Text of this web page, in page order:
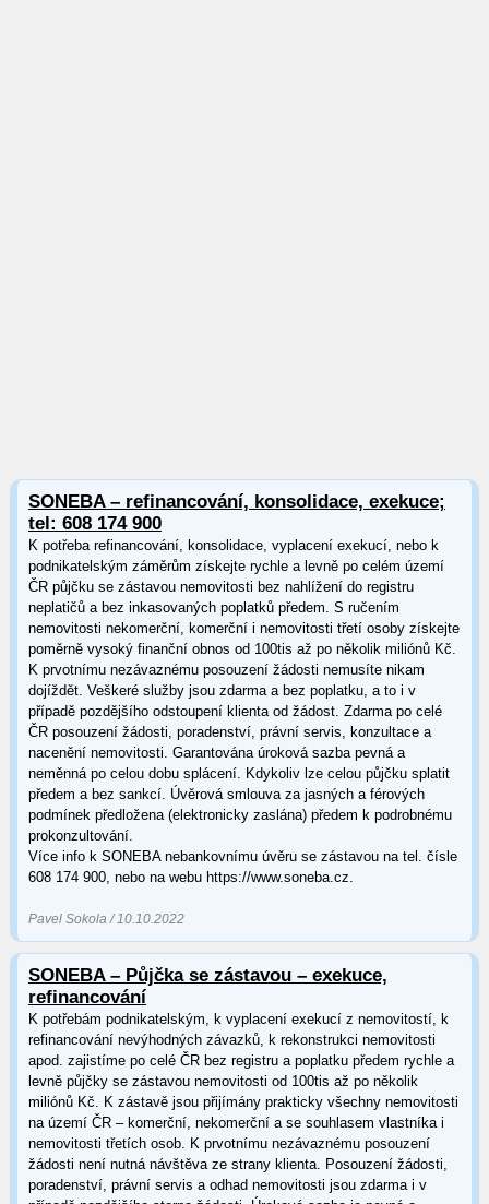
SONEBA – refinancování, konsolidace, exekuce;
tel: 608 174 900
K potřeba refinancování, konsolidace, vyplacení exekucí, nebo k
podnikatelským záměrům získejte rychle a levně po celém území
ČR půjčku se zástavou nemovitosti bez nahlížení do registru
neplatičů a bez inkasovaných poplatků předem. S ručením
nemovitosti nekomerční, komerční i nemovitosti třetí osoby získejte
poměrně vysoký finanční obnos od 100tis až po několik miliónů Kč.
K prvotnímu nezávaznému posouzení žádosti nemusíte nikam
dojíždět. Veškeré služby jsou zdarma a bez poplatku, a to i v
případě pozdějšího odstoupení klienta od žádost. Zdarma po celé
ČR posouzení žádosti, poradenství, právní servis, konzultace a
nacenění nemovitosti. Garantována úroková sazba pevná a
neměnná po celou dobu splácení. Kdykoliv lze celou půjčku splatit
předem a bez sankcí. Úvěrová smlouva za jasných a férových
podmínek předložena (elektronicky zaslána) předem k podrobnému
prokonzultování.
Více info k SONEBA nebankovnímu úvěru se zástavou na tel. čísle
608 174 900, nebo na webu https://www.soneba.cz.
Pavel Sokola / 10.10.2022
SONEBA – Půjčka se zástavou – exekuce,
refinancování
K potřebám podnikatelským, k vyplacení exekucí z nemovitostí, k
refinancování nevýhodných závazků, k rekonstrukci nemovitosti
apod. zajistíme po celé ČR bez registru a poplatku předem rychle a
levně půjčky se zástavou nemovitosti od 100tis až po několik
miliónů Kč. K zástavě jsou přijímány prakticky všechny nemovitosti
na území ČR – komerční, nekomerční a se souhlasem vlastníka i
nemovitosti třetích osob. K prvotnímu nezávaznému posouzení
žádosti není nutná návštěva ze strany klienta. Posouzení žádosti,
poradenství, právní servis a odhad nemovitosti jsou zdarma i v